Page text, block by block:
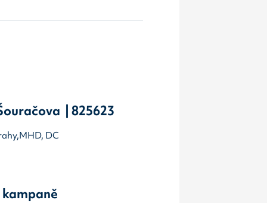
| 825623
DC